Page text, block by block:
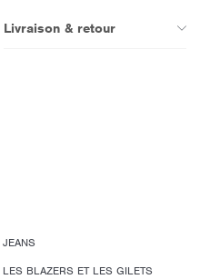
Livraison & retour
JEANS
LES BLAZERS ET LES GILETS